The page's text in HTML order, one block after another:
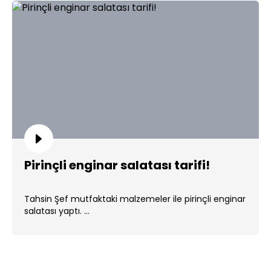
Pirinçli enginar salatası tarifi!
Tahsin Şef mutfaktaki malzemeler ile pirinçli enginar
salatası yaptı. ...